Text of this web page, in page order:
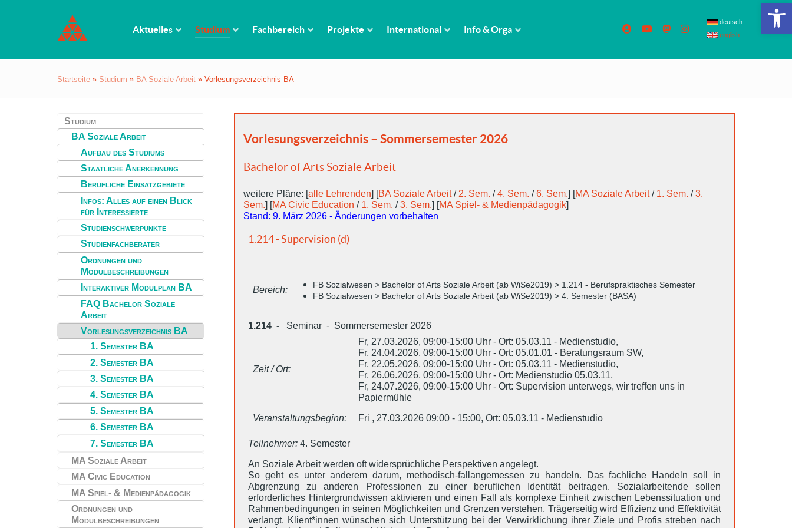
Aktuelles Studium Fachbereich Projekte International Info & Orga
deutsch
english
Startseite » Studium » BA Soziale Arbeit » Vorlesungsverzeichnis BA
Studium
BA Soziale Arbeit
Aufbau des Studiums
Staatliche Anerkennung
Berufliche Einsatzgebiete
Infos: Alles auf einen Blick
für Interessierte
Studienschwerpunkte
Studienfachberater
Ordnungen und
Modulbeschreibungen
Interaktiver Modulplan BA
FAQ Bachelor Soziale
Arbeit
Vorlesungsverzeichnis BA
1. Semester BA
2. Semester BA
3. Semester BA
4. Semester BA
5. Semester BA
6. Semester BA
7. Semester BA
MA Soziale Arbeit
MA Civic Education
MA Spiel- & Medienpädagogik
Ordnungen und
Modulbeschreibungen
Vorlesungsverzeichnis – Sommersemester 2026
Bachelor of Arts Soziale Arbeit
weitere Pläne: [alle Lehrenden] [BA Soziale Arbeit/ 2. Sem. /4. Sem. /6. Sem.] [MA Soziale Arbeit/ 1. Sem. /3.
Sem.] [MA Civic Education / 1. Sem. /3. Sem.] [MA Spiel- & Medienpädagogik]
Stand: 9. März 2026 - Änderungen vorbehalten
1.214 - Supervision (d)
Bereich:
FB Sozialwesen > Bachelor of Arts Soziale Arbeit (ab WiSe2019) > 1.214 - Berufspraktisches Semester
FB Sozialwesen > Bachelor of Arts Soziale Arbeit (ab WiSe2019) > 4. Semester (BASA)
1.214 - Seminar - Sommersemester 2026
Zeit / Ort:
Fr, 27.03.2026, 09:00-15:00 Uhr - Ort: 05.03.11 - Medienstudio,
Fr, 24.04.2026, 09:00-15:00 Uhr - Ort: 05.01.01 - Beratungsraum SW,
Fr, 22.05.2026, 09:00-15:00 Uhr - Ort: 05.03.11 - Medienstudio,
Fr, 26.06.2026, 09:00-15:00 Uhr - Ort: Medienstudio 05.03.11,
Fr, 24.07.2026, 09:00-15:00 Uhr - Ort: Supervision unterwegs, wir treffen uns in
Papiermühle
Veranstaltungsbeginn: Fri , 27.03.2026 09:00 - 15:00, Ort: 05.03.11 - Medienstudio
Teilnehmer: 4. Semester
An Soziale Arbeit werden oft widersprüchliche Perspektiven angelegt.
So geht es unter anderem darum, methodisch-fallangemessen zu handeln. Das fachliche Handeln soll in
Abgrenzung zu anderen Professionen zu einer beruflichen Identität beitragen. Sozialarbeitende sollen
erforderliches Hintergrundwissen aktivieren und einen Fall als komplexe Einheit zwischen Lebenssituation und
Rahmenbedingungen in seinen Möglichkeiten und Grenzen verstehen. Trägerseitig wird Effizienz und Effektivität
verlangt. Klient*innen wünschen sich Unterstützung bei der Verwirklichung ihrer Ziele und Profis streben nach